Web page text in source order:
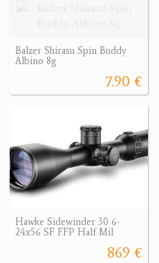
Balzer Shirasu Spin Buddy
Albino 8g
7.90 €
Hawke Sidewinder 30 6-
24x56 SF FFP Half Mil
869 €